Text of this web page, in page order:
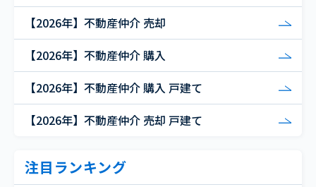
【2026年】不動産仲介 売却
【2026年】不動産仲介 購入
【2026年】不動産仲介 購入 戸建て
【2026年】不動産仲介 売却 戸建て
注目ランキング